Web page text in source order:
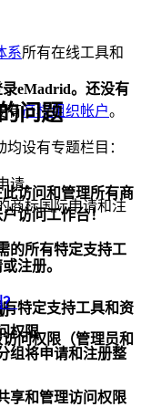
系所有在线工具和
有产权组织帐户。
设有专题栏目：
请。
商标国际申请和注
的所有特定支持工
特定支持工具和资
录eMadrid。还没有
问题
访问和管理所有商
访问工作台！
权限
组将申请和注册整
注册。
？
问权限（管理员和
享和管理访问权限